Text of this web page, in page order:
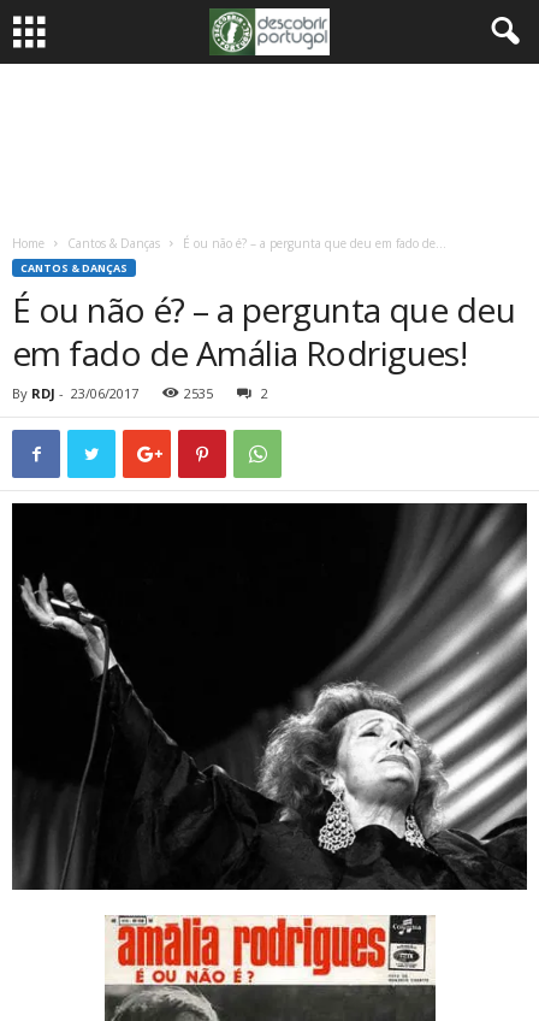
Home Cantos & Danças É ou não é? – a pergunta que deu em fado de...
CANTOS & DANÇAS
É ou não é? – a pergunta que deu
em fado de Amália Rodrigues!
By RDJ - 23/06/2017 2535 2